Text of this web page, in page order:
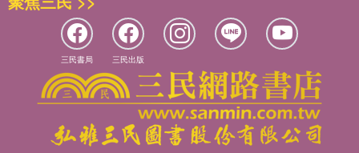
三民書局 三民出版